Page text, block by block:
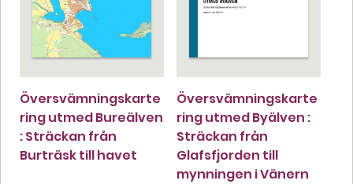
Översvämningskarte
ring utmed Bureälven
: Sträckan från
Burträsk till havet
Översvämningskarte
ring utmed Byälven :
Sträckan från
Glafsfjorden till
mynningen i Vänern